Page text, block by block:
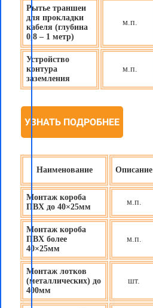
Рытье траншеи
для прокладки
кабеля (глубина
0,8 – 1 метр)
м.п.
Устройство
контура
заземления
м.п.
УЗНАТЬ ПОДРОБНЕЕ
Наименование Описание
Монтаж короба
ПВХ до 40×25мм
м.п.
Монтаж короба
ПВХ более
40×25мм
м.п.
Монтаж лотков
(металлических) до
400мм
шт.